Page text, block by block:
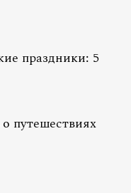
праздники: 5
путешествиях